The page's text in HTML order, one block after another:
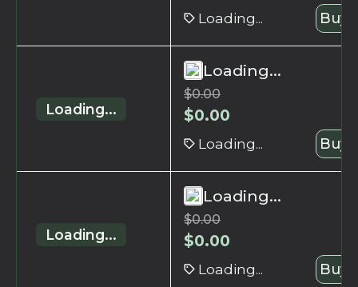
Loading... Buy
Loading...
Loading...
$0.00
$0.00
Loading... Buy
Loading...
Loading...
$0.00
$0.00
Loading... Buy